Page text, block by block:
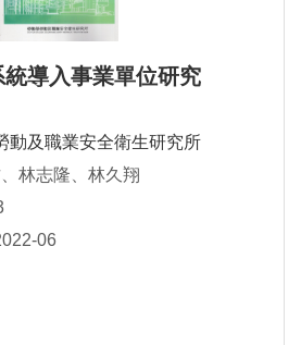
統導入事業單位研究
動及職業安全衛生研究所
林志隆、林久翔
06